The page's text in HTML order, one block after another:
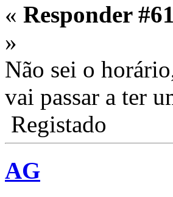
« Responder
»
Não sei o
vai passar a ter
Registado
AG